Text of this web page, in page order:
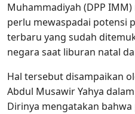
Muhammadiyah (DPP
perlu mewaspadai potensi
terbaru yang sudah
negara saat liburan natal
Hal tersebut disampaikan
Abdul Musawir Yahya
Dirinya mengatakan